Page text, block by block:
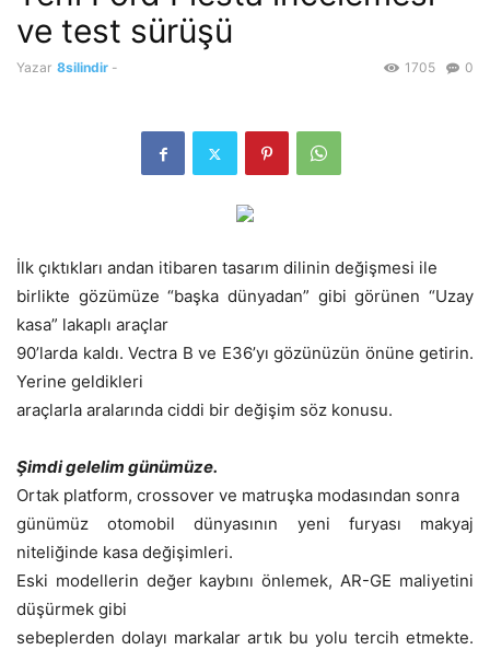
ve test sürüşü
Yazar 8silindir - 0
1705
İlk çıktıkları andan itibaren tasarım dilinin değişmesi ile
birlikte gözümüze “başka dünyadan” gibi görünen “Uzay
kasa” lakaplı araçlar
90’larda kaldı. Vectra B ve E36’yı gözünüzün önüne getirin.
Yerine geldikleri
araçlarla aralarında ciddi bir değişim söz konusu.
Şimdi gelelim günümüze.
Ortak platform, crossover ve matruşka modasından sonra
günümüz otomobil dünyasının yeni furyası makyaj
niteliğinde kasa değişimleri.
Eski modellerin değer kaybını önlemek, AR-GE maliyetini
düşürmek gibi
sebeplerden dolayı markalar artık bu yolu tercih etmekte.